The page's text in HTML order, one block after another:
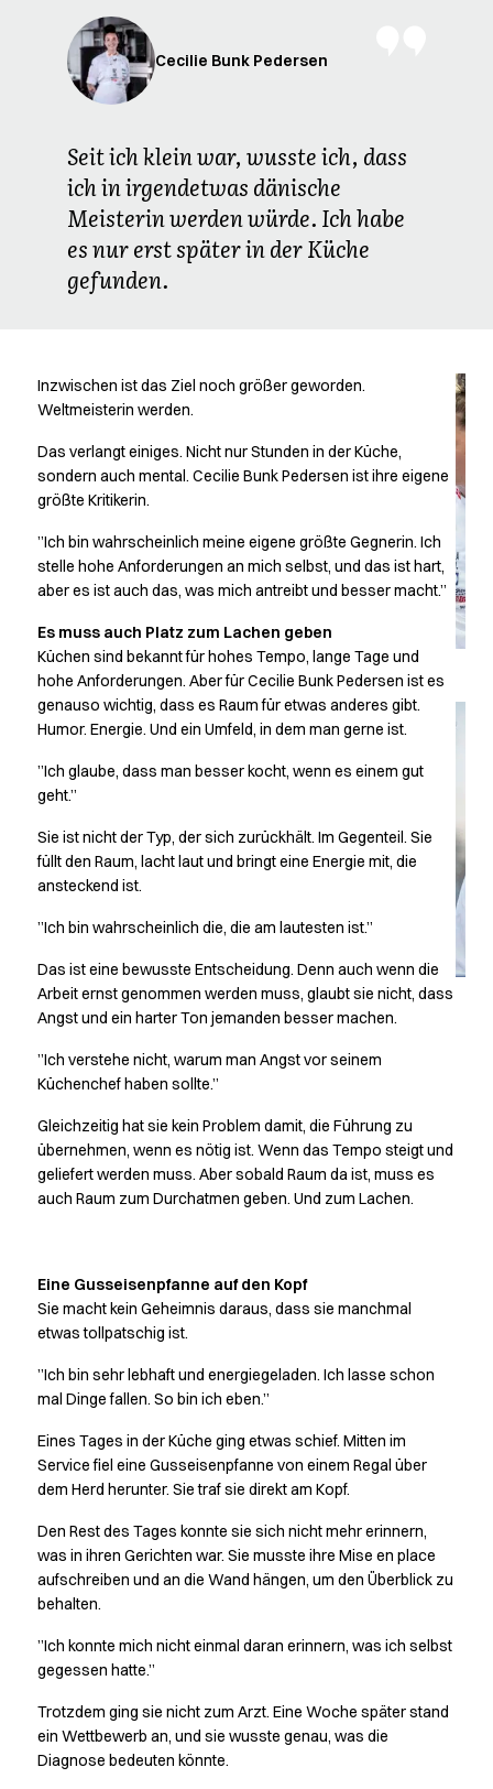
Cecilie Bunk Pedersen
Daniel Guldmann
Katja Tuomainen
Liv Schlüter
Michael Nørtoft
Oskar Brink Svendsen
Pekka Terävä
Hosen
Koch- & Servierhemden
Sweat- & Fleecejacken
Sweatshirts
Westen
Zubehör
Classic Selection
Dynamic Motion
Iconic Basics
Natural Balance
Renewed Essence
Urban Edge
Healthcare
Hosen
Kasacks
Kittel
Kleider
Kopfbedeckungen
Poloshirts
Schlupfkasack
Sweat- & Fleecejacken
Sweatshirts
T-Shirts
Active Line
Basic White
Black Line
Blue Line
Color Line
Comfy Fit
Healthcare Collection mit Tencel Lyocell
Ocean Line
Performance Line
Stretch Chino
Stretch Jeans
White Line
Food Industry
Hosen
Kasacks
Kittel
Kopfbedeckungen
Schlupfkasack
Sweatshirts
T-Shirts
Basic White
Hygienezertifiziert
Cecilie Bunk Pedersen
Seit ich klein war, wusste ich, dass
ich in irgendetwas dänische
Meisterin werden würde. Ich habe
es nur erst später in der Küche
gefunden.
Inzwischen ist das Ziel noch größer geworden.
Weltmeisterin werden.
Das verlangt einiges. Nicht nur Stunden in der Küche,
sondern auch mental. Cecilie Bunk Pedersen ist ihre eigene
größte Kritikerin.
”Ich bin wahrscheinlich meine eigene größte Gegnerin. Ich
stelle hohe Anforderungen an mich selbst, und das ist hart,
aber es ist auch das, was mich antreibt und besser macht.”
Es muss auch Platz zum Lachen geben
Küchen sind bekannt für hohes Tempo, lange Tage und
hohe Anforderungen. Aber für Cecilie Bunk Pedersen ist es
genauso wichtig, dass es Raum für etwas anderes gibt.
Humor. Energie. Und ein Umfeld, in dem man gerne ist.
”Ich glaube, dass man besser kocht, wenn es einem gut
geht.”
Sie ist nicht der Typ, der sich zurückhält. Im Gegenteil. Sie
füllt den Raum, lacht laut und bringt eine Energie mit, die
ansteckend ist.
”Ich bin wahrscheinlich die, die am lautesten ist.”
Das ist eine bewusste Entscheidung. Denn auch wenn die
Arbeit ernst genommen werden muss, glaubt sie nicht, dass
Angst und ein harter Ton jemanden besser machen.
”Ich verstehe nicht, warum man Angst vor seinem
Küchenchef haben sollte.”
Gleichzeitig hat sie kein Problem damit, die Führung zu
übernehmen, wenn es nötig ist. Wenn das Tempo steigt und
geliefert werden muss. Aber sobald Raum da ist, muss es
auch Raum zum Durchatmen geben. Und zum Lachen.
Eine Gusseisenpfanne auf den Kopf
Sie macht kein Geheimnis daraus, dass sie manchmal
etwas tollpatschig ist.
”Ich bin sehr lebhaft und energiegeladen. Ich lasse schon
mal Dinge fallen. So bin ich eben.”
Eines Tages in der Küche ging etwas schief. Mitten im
Service fiel eine Gusseisenpfanne von einem Regal über
dem Herd herunter. Sie traf sie direkt am Kopf.
Den Rest des Tages konnte sie sich nicht mehr erinnern,
was in ihren Gerichten war. Sie musste ihre Mise en place
aufschreiben und an die Wand hängen, um den Überblick zu
behalten.
”Ich konnte mich nicht einmal daran erinnern, was ich selbst
gegessen hatte.”
Trotzdem ging sie nicht zum Arzt. Eine Woche später stand
ein Wettbewerb an, und sie wusste genau, was die
Diagnose bedeuten könnte.